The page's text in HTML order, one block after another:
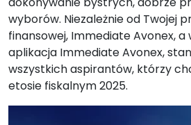
wyborów. Niezależnie od Twojej
finansowej, Immediate Avonex, a
aplikacja Immediate Avonex,
wszystkich aspirantów, którzy
etosie fiskalnym 2025.